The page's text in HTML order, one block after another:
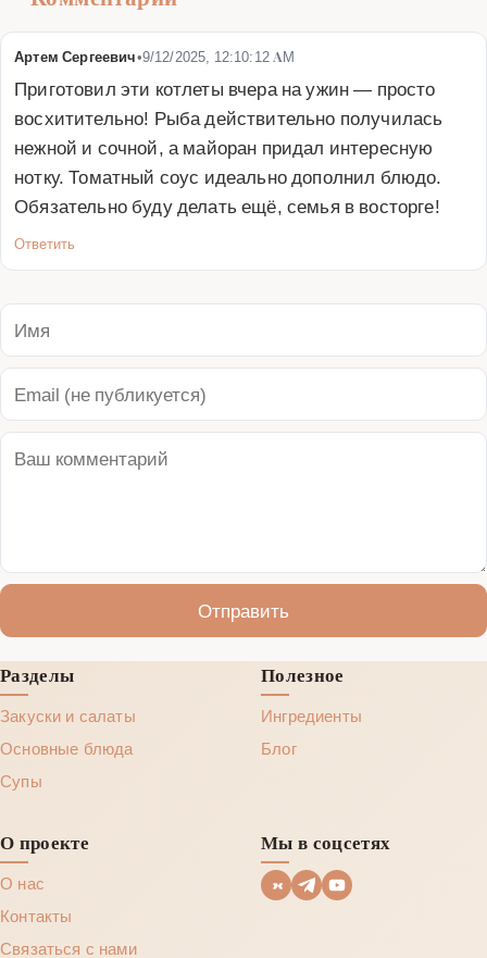
Артем Сергеевич•9/12/2025, 12:10:12 AM
Приготовил эти котлеты вчера на ужин — просто
восхитительно! Рыба действительно получилась
нежной и сочной, а майоран придал интересную
нотку. Томатный соус идеально дополнил блюдо.
Обязательно буду делать ещё, семья в восторге!
Ответить
Отправить
Разделы
Закуски и салаты
Основные блюда
Супы
Полезное
Ингредиенты
Блог
О проекте
О нас
Контакты
Связаться с нами
Мы в соцсетях